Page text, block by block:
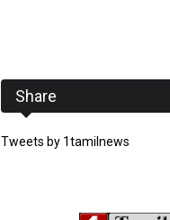
Share
Tweets by 1tamilnews